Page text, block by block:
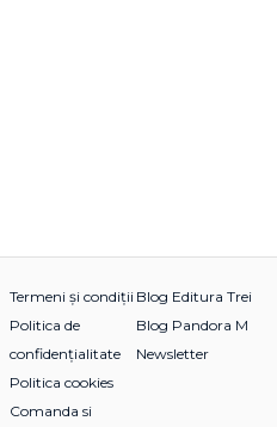
Termeni și condiții
Politica de
confidențialitate
Politica cookies
Comanda si
Blog Editura Trei
Blog Pandora M
Newsletter